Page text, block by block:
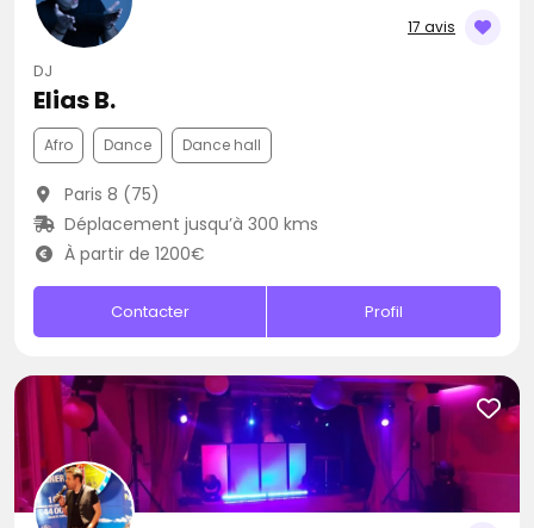
17 avis
DJ
Elias B.
Afro Dance Dance hall
Paris 8 (75)
Déplacement jusqu’à 300 kms
À partir de 1200€
Contacter Profil